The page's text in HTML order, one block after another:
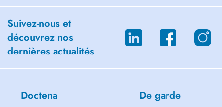
Suivez-nous et
découvrez nos
dernières actualités
Doctena De garde